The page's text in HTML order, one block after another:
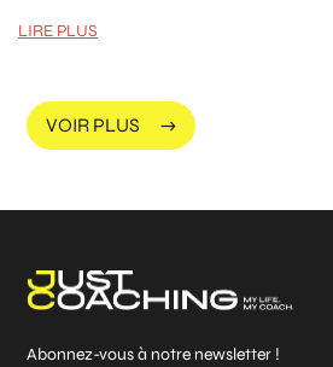
LIRE PLUS
VOIR PLUS
Abonnez-vous à notre newsletter !